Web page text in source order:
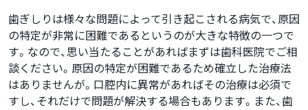
歯ぎしりは様々な問題によって引き起こされる病気で、原因
の特定が非常に困難であるというのが大きな特徴の一つで
す。なので、思い当たることがあればまずは歯科医院でご相
談ください。原因の特定が困難であるため確立した治療法
はありませんが。口腔内に異常があればその治療は必須で
すし、それだけで問題が解決する場合もあります。また、歯